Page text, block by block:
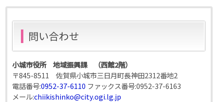
問い合わせ
小城市役所 地域振興課 （西館2階）
〒845-8511 佐賀県小城市三日月町長神田2312番地2
電話番号:0952-37-6110 ファックス番号:0952-37-6163
メール:chiikishinko@city.ogi.lg.jp